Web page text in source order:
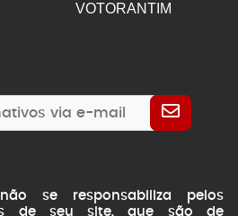
VOTORANTIM
se responsabiliza pelos
de seu site, que são de